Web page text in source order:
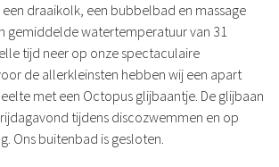
draaikolk, een bubbelbad en massage
gemiddelde watertemperatuur van 31
tijd neer op onze spectaculaire
de allerkleinsten hebben wij een apart
met een Octopus glijbaantje. De glijbaan
tijdens discozwemmen en op
Ons buitenbad is gesloten.